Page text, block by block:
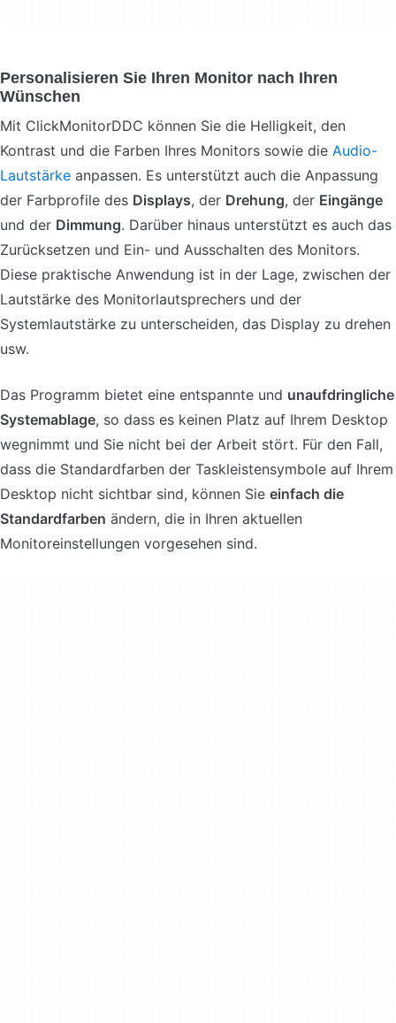
Personalisieren Sie Ihren Monitor nach Ihren
Wünschen
Mit ClickMonitorDDC können Sie die Helligkeit, den
Kontrast und die Farben Ihres Monitors sowie die Audio-
Lautstärke anpassen. Es unterstützt auch die Anpassung
der Farbprofile des Displays, der Drehung, der Eingänge
und der Dimmung. Darüber hinaus unterstützt es auch das
Zurücksetzen und Ein- und Ausschalten des Monitors.
Diese praktische Anwendung ist in der Lage, zwischen der
Lautstärke des Monitorlautsprechers und der
Systemlautstärke zu unterscheiden, das Display zu drehen
usw.
Das Programm bietet eine entspannte und unaufdringliche
Systemablage, so dass es keinen Platz auf Ihrem Desktop
wegnimmt und Sie nicht bei der Arbeit stört. Für den Fall,
dass die Standardfarben der Taskleistensymbole auf Ihrem
Desktop nicht sichtbar sind, können Sie einfach die
Standardfarben ändern, die in Ihren aktuellen
Monitoreinstellungen vorgesehen sind.